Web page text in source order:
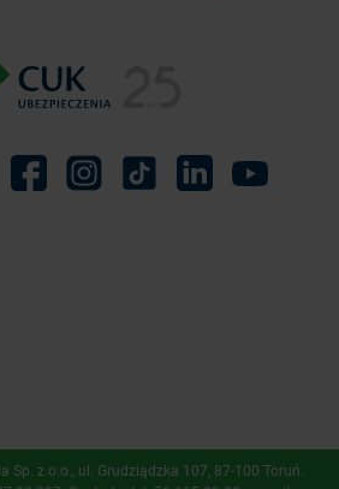
Sp. z o.o., ​ul. Grudziądzka 107, 87-100 Toruń.